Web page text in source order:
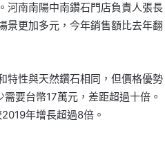
河南南陽中南鑽石門店負責人張長
景更加多元，今年銷售額比去年翻
特性與天然鑽石相同，但價格優勢
要台幣17萬元，差距超過十倍。
年增長超過8倍。